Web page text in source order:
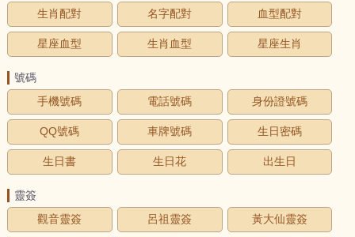
生肖配對 名字配對 血型配對
星座血型 生肖血型 星座生肖
號碼
手機號碼
電話號碼 身份證號碼
QQ號碼 車牌號碼 生日密碼
生日書 生日花 出生日
靈簽
觀音靈簽
呂祖靈簽 黃大仙靈簽